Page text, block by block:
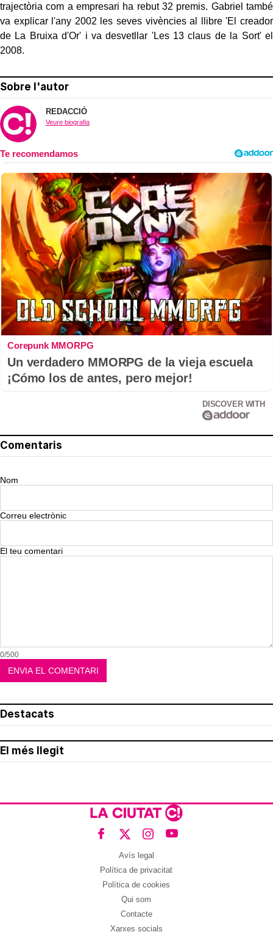
trajectòria com a empresari ha rebut 32 premis. Gabriel també
va explicar l'any 2002 les seves vivències al llibre 'El creador
de La Bruixa d'Or' i va desvetllar 'Les 13 claus de la Sort' el
2008.
Sobre l'autor
REDACCIÓ
Veure biografia
Corepunk MMORPG
Un verdadero MMORPG de la vieja escuela
¡Cómo los de antes, pero mejor!
DISCOVER WITH
Comentaris
Nom
Correu electrònic
El teu comentari
0/500
Destacats
El més llegit
Avís legal
Política de privacitat
Política de cookies
Qui som
Contacte
Xarxes socials